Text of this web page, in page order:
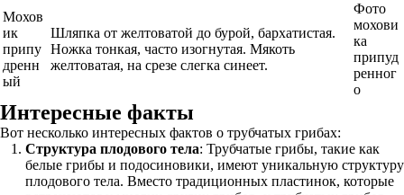
Мохов
ик
припу
дренн
ый
Шляпка от желтоватой до бурой, бархатистая.
Ножка тонкая, часто изогнутая. Мякоть
желтоватая, на срезе слегка синеет.
Фото
мохови
ка
припуд
ренног
о
Интересные факты
Вот несколько интересных фактов о трубчатых грибах:
Структура плодового тела: Трубчатые грибы, такие как
белые грибы и подосиновики, имеют уникальную структуру
плодового тела. Вместо традиционных пластинок, которые